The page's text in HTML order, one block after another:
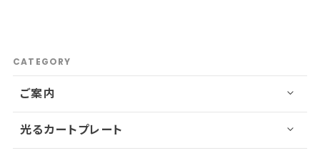
CATEGORY
ご案内
光るカートプレート